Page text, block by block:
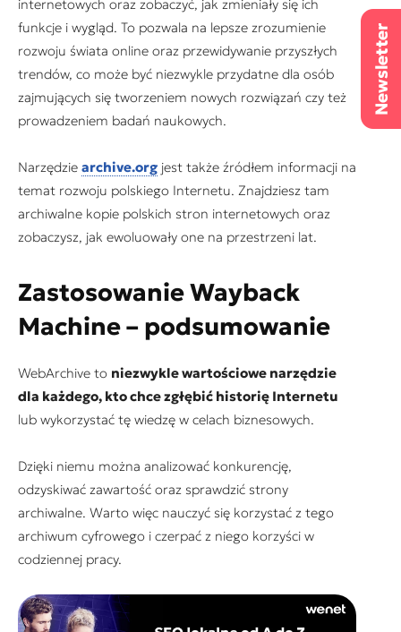
internetowych oraz zobaczyć, jak zmieniały się ich
funkcje i wygląd. To pozwala na lepsze zrozumienie
rozwoju świata online oraz przewidywanie przyszłych
trendów, co może być niezwykle przydatne dla osób
zajmujących się tworzeniem nowych rozwiązań czy też
prowadzeniem badań naukowych.
Narzędzie archive.org jest także źródłem informacji na
temat rozwoju polskiego Internetu. Znajdziesz tam
archiwalne kopie polskich stron internetowych oraz
zobaczysz, jak ewoluowały one na przestrzeni lat.
Zastosowanie Wayback
Machine – podsumowanie
WebArchive to niezwykle wartościowe narzędzie
dla każdego, kto chce zgłębić historię Internetu
lub wykorzystać tę wiedzę w celach biznesowych.
Dzięki niemu można analizować konkurencję,
odzyskiwać zawartość oraz sprawdzić strony
archiwalne. Warto więc nauczyć się korzystać z tego
archiwum cyfrowego i czerpać z niego korzyści w
codziennej pracy.